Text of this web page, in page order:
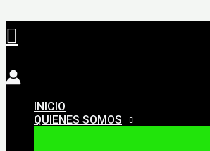
Ir
al
Buscar
INICIO
QUIENES SOMOS